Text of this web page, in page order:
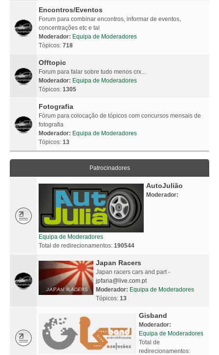
Encontros/Eventos
Forum para combinar encontros, informar de eventos,
concentrações etc e tal
Moderador: Equipa de Moderadores
Tópicos: 718
Offtopic
Forum para falar sobre tudo menos crx...
Moderador: Equipa de Moderadores
Tópicos: 1305
Fotografia
Fórum para colocação de tópicos com concursos mensais de
fotografia
Moderador: Equipa de Moderadores
Tópicos: 13
Patrocinadores
AutoJulião
Moderador:
Equipa de Moderadores
Total de redirecionamentos: 190544
Japan Racers
Japan racers cars and part -
jpfaria@live.com.pt
Moderador: Equipa de Moderadores
Tópicos: 13
Gisband
Moderador:
Equipa de Moderadores
Total de
redirecionamentos: